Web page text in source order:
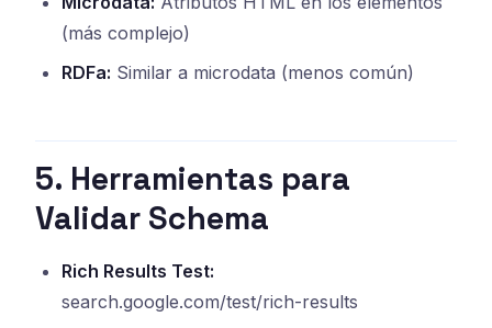
(más complejo)
RDFa: Similar a microdata (menos común)
5. Herramientas para
Validar Schema
Rich Results Test:
search.google.com/test/rich-results